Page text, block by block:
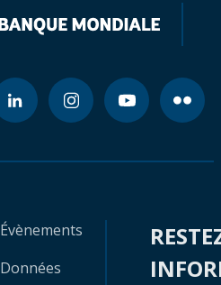
Évènements
Données